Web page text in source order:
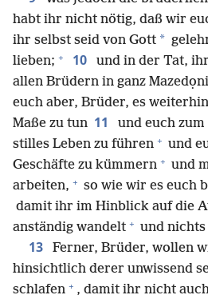
habt ihr nicht nötig, daß wir
ihr selbst seid von Gott *
lieben; + 10
und in der Tat,
allen Brüdern in ganz
euch aber, Brüder, es
Maße zu tun 11
und euch
stilles Leben zu führen + und
Geschäfte zu kümmern + und
arbeiten, + so wie wir es euch
damit ihr im Hinblick auf die
anständig wandelt + und
13
Ferner, Brüder, wollen
hinsichtlich derer unwissend
schlafen + , damit ihr nicht